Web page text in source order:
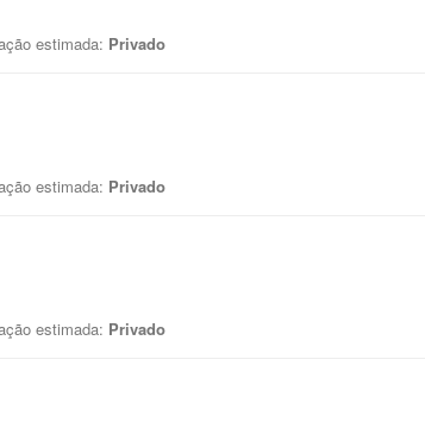
estimada: Privado
estimada: Privado
estimada: Privado